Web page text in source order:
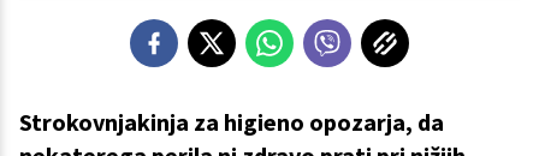
Strokovnjakinja za higieno opozarja, da